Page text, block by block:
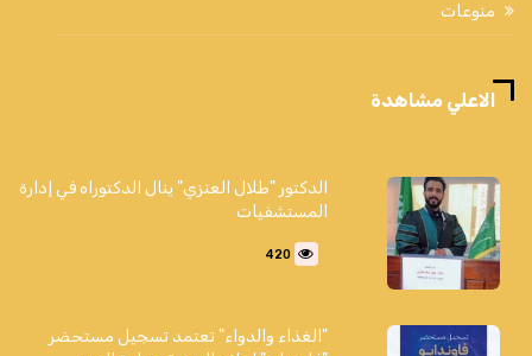
منوعات
الاعلي مشاهدة
الدكتور "طلال العنزي" ينال الدكتوراه في إدارة
المستشفيات
420
"الغذاء والدواء" تعتمد تسجيل مستحضر